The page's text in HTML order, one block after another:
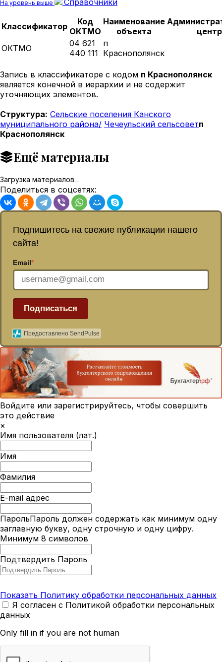
На уровень выше
Классификатор
Код
ОКТМО
Наименование
объекта
центр
ОКТМО
04 621
440 111
п
Краснополянск
Запись в классификаторе с кодом п Краснополянск
является конечной в иерархии и не содержит
уточняющих элементов.
Структура: Сельские поселения Канского
муниципального района/ Чечеульский сельсоветп
Краснополянск
Ещё материалы
Загрузка материалов…
Поделиться в соцсетях:
Подпишитесь на свежие публикации нашего
сайта!
Email*
Подписаться
Предоставлено SendPulse
Войдите или зарегистрируйтесь, чтобы совершить
это действие
×
Имя пользователя (лат.)
Имя
Фамилия
E-mail адрес
ПарольПароль должен содержать как минимум одну
заглавную букву, одну строчную и одну цифру.
Минимум 8 символов
Подтвердить Пароль
Показать Политику обработки персональных данных
Я согласен с Политикой обработки персональных
данных
Only fill in if you are not human